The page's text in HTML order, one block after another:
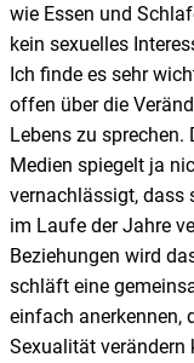
wie Essen und
kein sexuelles
Ich finde es sehr
offen über die
Lebens zu
Medien spiegelt ja
vernachlässigt, dass
im Laufe der Jahre
Beziehungen wird
schläft eine
einfach anerkennen,
Sexualität verändern